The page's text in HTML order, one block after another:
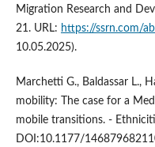
Migration Research and
21. URL: https://ssrn.com/
10.05.2025).
Marchetti G., Baldassar L.,
mobility: The case for a
mobile transitions. -
DOI:10.1177/